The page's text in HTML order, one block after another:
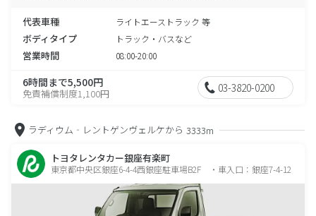
代表車種 ライトエーストラック 等
ボディタイプ トラック・バスなど
営業時間 08:00-20:00
6時間まで5,500円
免責補償制度1,100円 03-3820-0200
ラディウム‐レントゲンヴェルケから 3333m
トヨタレンタカー銀座有楽町
東京都中央区銀座6-4-4西銀座駐車場B2F ・車入口：銀座7-4-12